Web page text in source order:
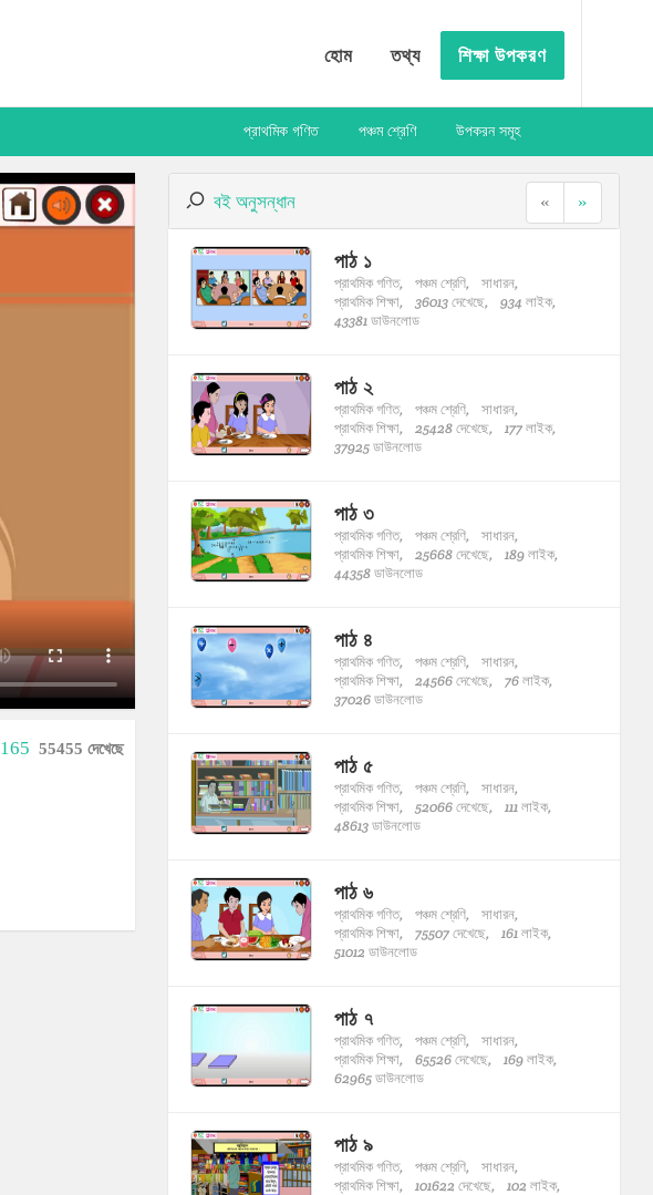
হোম তথ্য শিক্ষা উপকরণ
প্রাথমিক গণিত পঞ্চম শ্রেণি উপকরন সমূহ
165 55455 দেখেছে
বই অনুসন্ধান « »
পাঠ ১
প্রাথমিক গণিত, পঞ্চম শ্রেণি,
সাধারন,
প্রাথমিক শিক্ষা,
36013 দেখেছে,
934 লাইক,
43381 ডাউনলোড
পাঠ ২
প্রাথমিক গণিত, পঞ্চম শ্রেণি,
সাধারন,
প্রাথমিক শিক্ষা,
25428 দেখেছে,
177 লাইক,
37925 ডাউনলোড
পাঠ ৩
প্রাথমিক গণিত, পঞ্চম শ্রেণি,
সাধারন,
প্রাথমিক শিক্ষা,
25668 দেখেছে,
189 লাইক,
44358 ডাউনলোড
পাঠ ৪
প্রাথমিক গণিত, পঞ্চম শ্রেণি,
সাধারন,
প্রাথমিক শিক্ষা,
24566 দেখেছে,
76 লাইক,
37026 ডাউনলোড
পাঠ ৫
প্রাথমিক গণিত, পঞ্চম শ্রেণি,
সাধারন,
প্রাথমিক শিক্ষা,
52066 দেখেছে,
111 লাইক,
48613 ডাউনলোড
পাঠ ৬
প্রাথমিক গণিত, পঞ্চম শ্রেণি,
সাধারন,
প্রাথমিক শিক্ষা,
75507 দেখেছে,
161 লাইক,
51012 ডাউনলোড
পাঠ ৭
প্রাথমিক গণিত, পঞ্চম শ্রেণি,
সাধারন,
প্রাথমিক শিক্ষা,
65526 দেখেছে,
169 লাইক,
62965 ডাউনলোড
পাঠ ৯
প্রাথমিক গণিত, পঞ্চম শ্রেণি,
সাধারন,
প্রাথমিক শিক্ষা,
101622 দেখেছে,
102 লাইক,